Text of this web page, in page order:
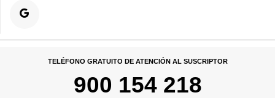
TELÉFONO GRATUITO DE ATENCIÓN AL SUSCRIPTOR
900 154 218